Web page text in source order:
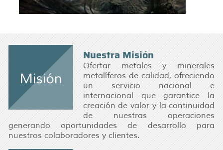
Nuestra Misión
Ofertar metales y minerales
metalíferos de calidad, ofreciendo
un servicio nacional e
internacional que garantice la
creación de valor y la continuidad
de nuestras operaciones
generando oportunidades de desarrollo para
nuestros colaboradores y clientes.